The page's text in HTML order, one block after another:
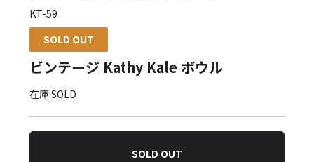
KT-59
SOLD OUT
ビンテージ Kathy Kale ボウル
在庫:SOLD
SOLD OUT